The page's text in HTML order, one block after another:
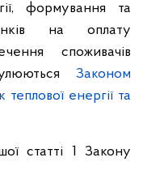
формування та
на оплату
споживачів
Законом
енергії та
статті 1 Закону